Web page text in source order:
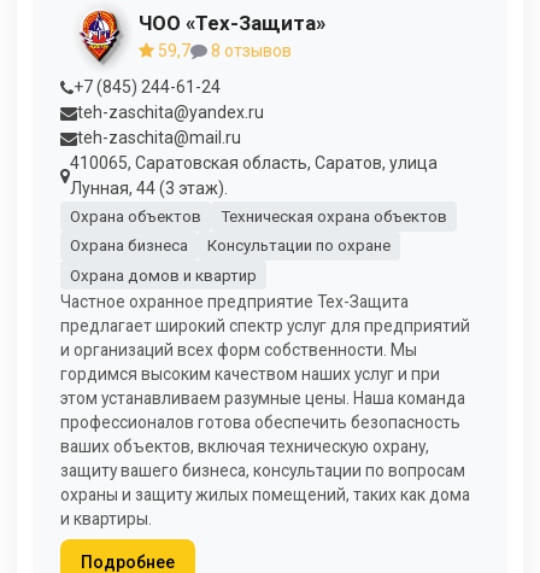
ЧОО «Тех-Защита»
59,7
8 отзывов
+7 (845) 244-61-24
teh-zaschita@yandex.ru
teh-zaschita@mail.ru
410065, Саратовская область, Саратов, улица
Лунная, 44 (3 этаж).
Охрана объектов
Техническая охрана объектов
Охрана бизнеса
Консультации по охране
Охрана домов и квартир
Частное охранное предприятие Тех-Защита
предлагает широкий спектр услуг для предприятий
и организаций всех форм собственности. Мы
гордимся высоким качеством наших услуг и при
этом устанавливаем разумные цены. Наша команда
профессионалов готова обеспечить безопасность
ваших объектов, включая техническую охрану,
защиту вашего бизнеса, консультации по вопросам
охраны и защиту жилых помещений, таких как дома
и квартиры.
Подробнее